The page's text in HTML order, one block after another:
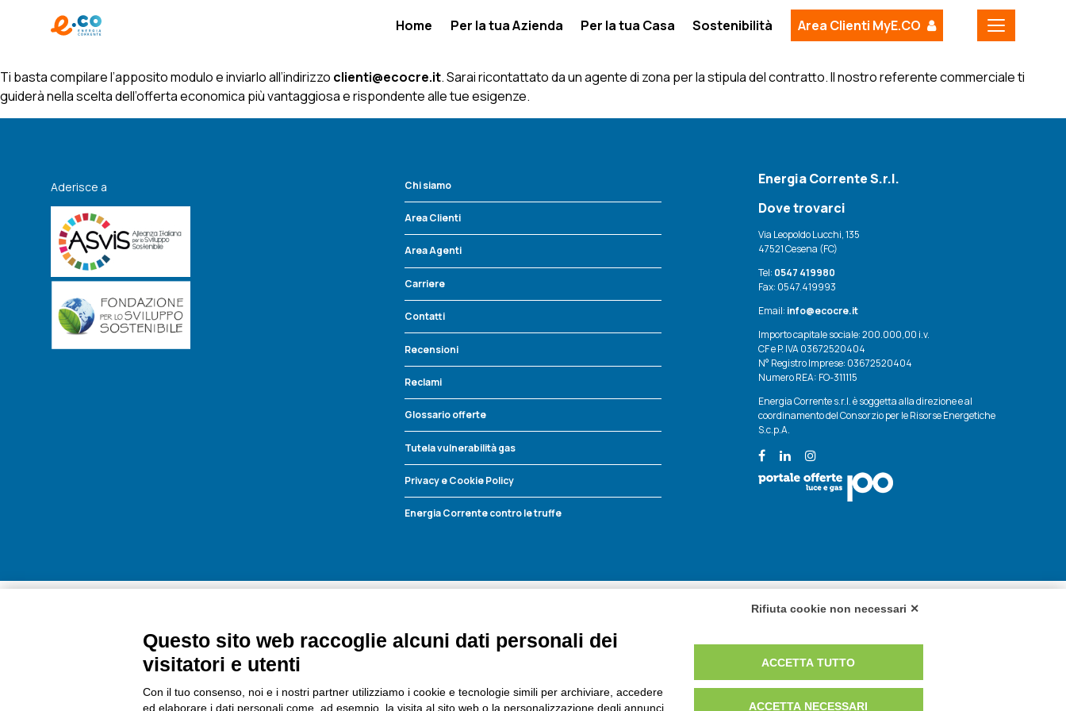
Home Per la tua Azienda Per la tua Casa Sostenibilità Area Clienti MyE.CO
Ti basta compilare l’apposito modulo e inviarlo all’indirizzo clienti@ecocre.it. Sarai ricontattato da un agente di zona per la stipula del contratto. Il nostro referente commerciale ti
guiderà nella scelta dell’offerta economica più vantaggiosa e rispondente alle tue esigenze.
Aderisce a Chi siamo
Area Clienti
Area Agenti
Carriere
Contatti
Recensioni
Reclami
Glossario offerte
Tutela vulnerabilità gas
Privacy e Cookie Policy
Energia Corrente contro le truffe
Energia Corrente S.r.l.
Dove trovarci
Via Leopoldo Lucchi, 135
47521 Cesena (FC)
Tel: 0547 419980
Fax: 0547.419993
Email: info@ecocre.it
Importo capitale sociale: 200.000,00 i.v.
CF e P. IVA 03672520404
N° Registro Imprese: 03672520404
Numero REA: FO-311115
Energia Corrente s.r.l. è soggetta alla direzione e al
coordinamento del Consorzio per le Risorse Energetiche
S.c.p.A.
Rifiuta cookie non necessari ✕
Questo sito web raccoglie alcuni dati personali dei
visitatori e utenti
Con il tuo consenso, noi e i nostri partner utilizziamo i cookie e tecnologie simili per archiviare, accedere
ed elaborare i dati personali come, ad esempio, la visita al sito web o la personalizzazione degli annunci.
ACCETTA TUTTO
ACCETTA NECESSARI